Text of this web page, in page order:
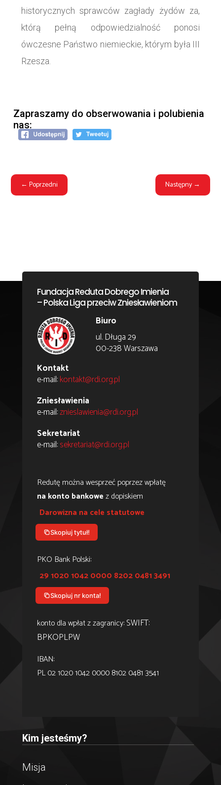
historycznych sprawców zagłady żydów za,
którą pełną odpowiedzialność ponosi
ówczesne Państwo niemieckie, którym była III
Rzesza.
Zapraszamy do obserwowania i polubienia
nas:
←Poprzedni Następny→
Fundacja Reduta Dobrego Imienia
– Polska Liga przeciw Zniesławieniom
Biuro
ul. Długa 29
00-238 Warszawa
Kontakt
e-mail:kontakt@rdi.org.pl
Zniesławienia
e-mail:znieslawienia@rdi.org.pl
Sekretariat
e-mail:sekretariat@rdi.org.pl
Redutę można wesprzeć poprzez wpłatę
na konto bankowez dopiskiem
Darowizna na cele statutowe
Skopiuj tytuł!
PKO Bank Polski:
29 1020 1042 0000 8202 0481 3491
Skopiuj nr konta!
konto dla wpłat z zagranicy:SWIFT:
BPKOPLPW
IBAN:
PL 02 1020 1042 0000 8102 0481 3541
Kim jesteśmy?
Misja